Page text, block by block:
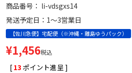
商品番号
li-vdsgxs14
発送予定日：1～3営業日
【佐川急便】宅配便（※沖縄・離島ゆうパック）
¥1,456税込
[ 13 ポイント進呈 ]